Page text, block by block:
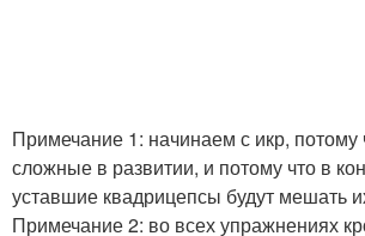
Примечание 1: начинаем с икр, потому
сложные в развитии, и потому что в
уставшие квадрицепсы будут мешать
Примечание 2: во всех упражнениях